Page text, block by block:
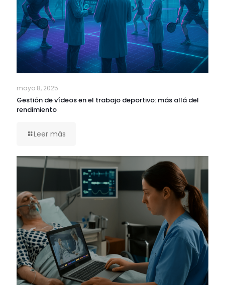
mayo 8, 2025
Gestión de vídeos en el trabajo deportivo: más allá del
rendimiento
Leer más